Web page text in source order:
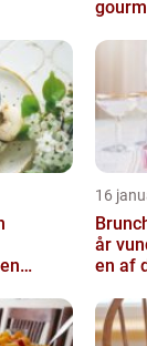
16
år
en af
drik...